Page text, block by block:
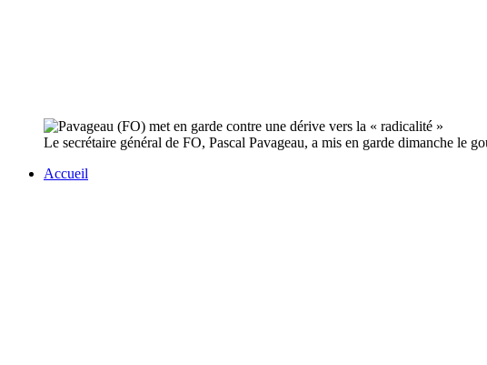
Le secrétaire général de FO, Pascal Pavageau, a mis en garde dimanche le
Accueil